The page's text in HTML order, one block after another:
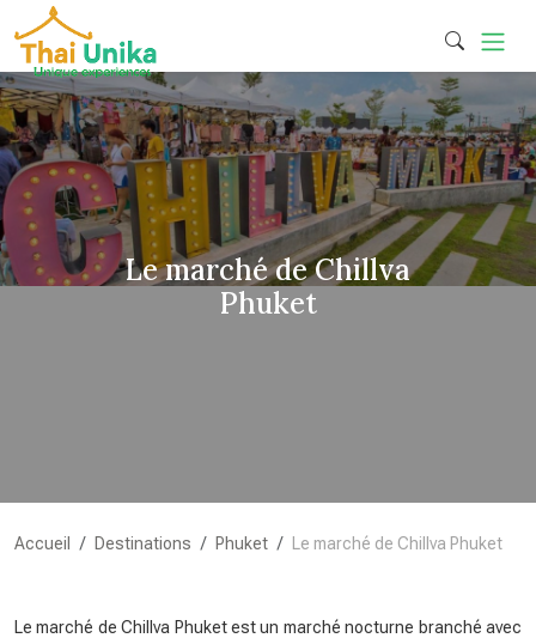
Le marché de Chillva
Phuket
Accueil Destinations Phuket Le marché de Chillva Phuket
Le marché de Chillva Phuket est un marché nocturne branché avec